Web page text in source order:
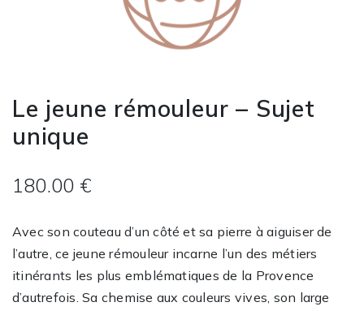
Le jeune rémouleur – Sujet
unique
180.00 €
Avec son couteau d’un côté et sa pierre à aiguiser de
l’autre, ce jeune rémouleur incarne l’un des métiers
itinérants les plus emblématiques de la Provence
d’autrefois. Sa chemise aux couleurs vives, son large